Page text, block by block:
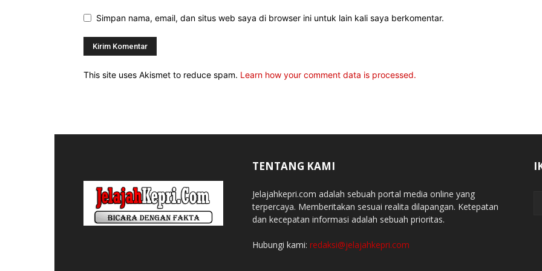
Simpan nama, email, dan situs web saya di browser ini untuk lain kali saya berkomentar.
This site uses Akismet to reduce spam. Learn how your comment data is processed.
TENTANG KAMI
Jelajahkepri.com adalah sebuah portal media online yang
terpercaya. Memberitakan sesuai realita dilapangan. Ketepatan
dan kecepatan informasi adalah sebuah prioritas.
Hubungi kami: redaksi@jelajahkepri.com